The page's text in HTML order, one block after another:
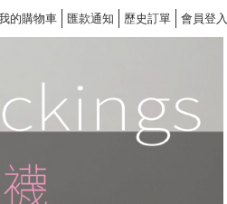
的購物車 匯款通知 歷史訂單 會員登入